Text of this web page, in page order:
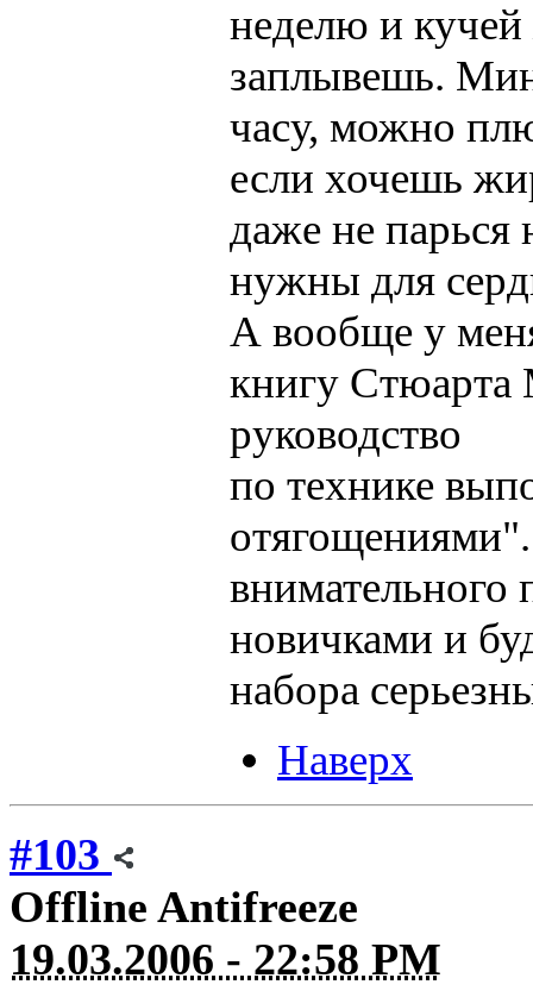
неделю и
заплывешь.
часу, можно
если хочешь
даже не парься
нужны для
А вообще у
книгу Стюарта
руководство
по технике
отягощениями".
внимательного
новичками и
набора
Наверх
#103
Offline Antifreeze
19.03.2006 - 22:58 PM